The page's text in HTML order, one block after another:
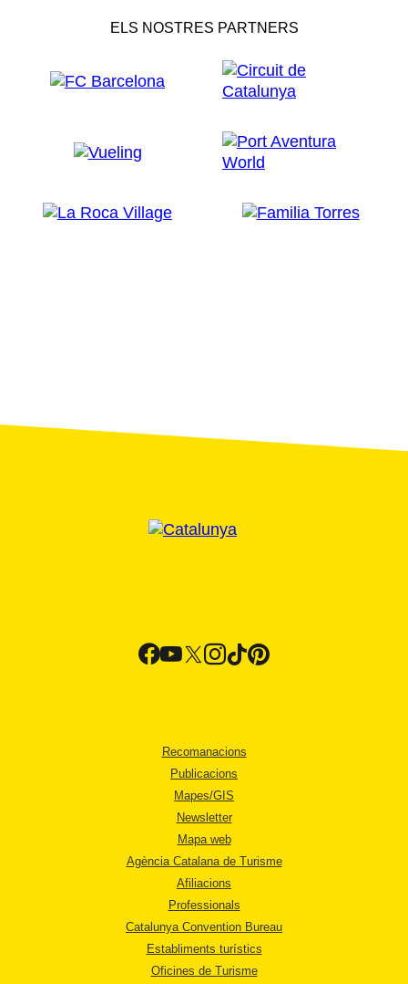
ELS NOSTRES PARTNERS
Recomanacions
Publicacions
Mapes/GIS
Newsletter
Mapa web
Agència Catalana de Turisme
Afiliacions
Professionals
Catalunya Convention Bureau
Establiments turístics
Oficines de Turisme